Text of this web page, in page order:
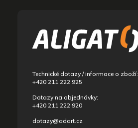
Technické dotazy / informace o zboží:
+420 211 222 925
Dotazy na objednávky:
+420 211 222 920
dotazy@adart.cz